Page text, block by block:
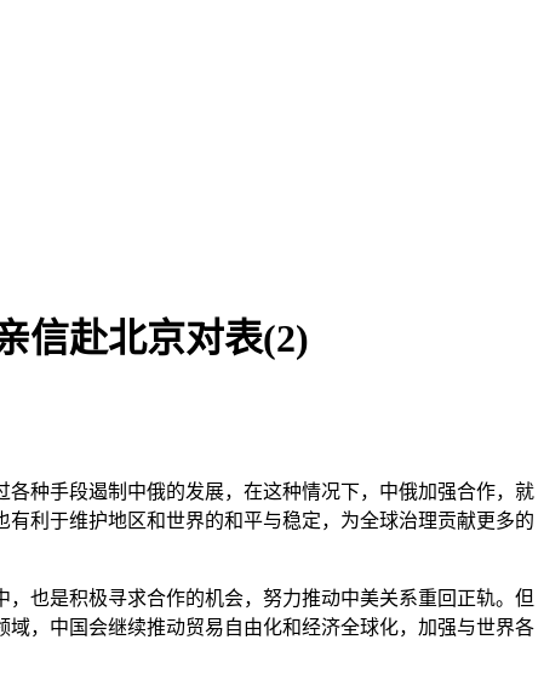
信赴北京对表(2)
种手段遏制中俄的发展，在这种情况下，中俄加强合作，就
利于维护地区和世界的和平与稳定，为全球治理贡献更多的
也是积极寻求合作的机会，努力推动中美关系重回正轨。但
，中国会继续推动贸易自由化和经济全球化，加强与世界各